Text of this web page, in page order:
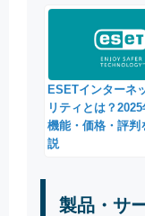
ESETインターネ
リティとは？
機能・価格・評判
説
製品・サ